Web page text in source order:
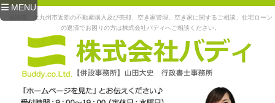
MENU
福岡県、北九州市近郊の不動産購入及び売却、空き家管理、空き家に関するご相談、住宅ローン
の返済でお困りの方は株式会社バディへご相談ください。